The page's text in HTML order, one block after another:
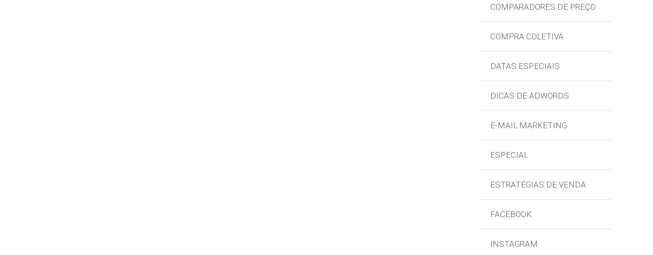
COMPARADORES DE PREÇO
COMPRA COLETIVA
DATAS ESPECIAIS
DICAS DE ADWORDS
E-MAIL MARKETING
ESPECIAL
ESTRATÉGIAS DE VENDA
FACEBOOK
INSTAGRAM